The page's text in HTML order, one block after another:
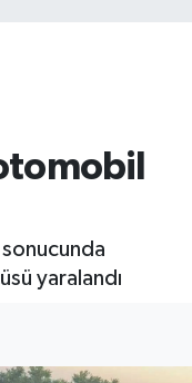
sonucunda
yaralandı